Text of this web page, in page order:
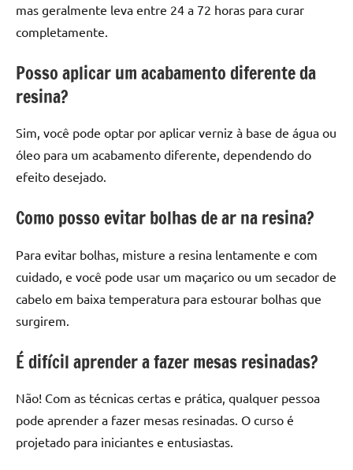
mas geralmente leva entre 24 a 72 horas para curar
completamente.
Posso aplicar um acabamento diferente da
resina?
Sim, você pode optar por aplicar verniz à base de água ou
óleo para um acabamento diferente, dependendo do
efeito desejado.
Como posso evitar bolhas de ar na resina?
Para evitar bolhas, misture a resina lentamente e com
cuidado, e você pode usar um maçarico ou um secador de
cabelo em baixa temperatura para estourar bolhas que
surgirem.
É difícil aprender a fazer mesas resinadas?
Não! Com as técnicas certas e prática, qualquer pessoa
pode aprender a fazer mesas resinadas. O curso é
projetado para iniciantes e entusiastas.